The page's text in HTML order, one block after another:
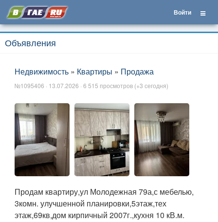
Войти
Объявления
Недвижимость » Квартиры » Продажа
№1095406 · 13.07.2026 · 6 515 просмотров (+3 сегодня)
Продам квартиру,ул Молодежная 79а,с мебелью,
3комн. улучшенной планировки,5этаж,тех
этаж,69кв,дом кирпичный 2007г.,кухня 10 кВ.м.